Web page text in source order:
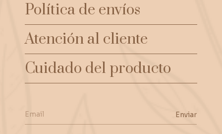
Política de envíos
Atención al cliente
Cuidado del producto